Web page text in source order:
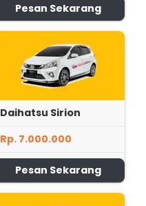
Pesan Sekarang
Daihatsu Sirion
Rp. 7.000.000
Pesan Sekarang